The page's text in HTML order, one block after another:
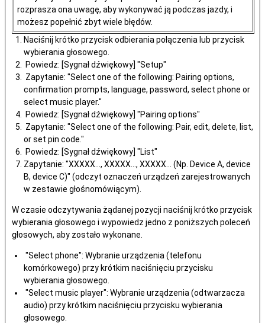
rozprasza ona uwagę, aby wykonywać ją podczas jazdy, i
możesz popełnić zbyt wiele błędów.
Naciśnij krótko przycisk odbierania połączenia lub przycisk
wybierania głosowego.
Powiedz: [Sygnał dźwiękowy] "Setup"
Zapytanie: "Select one of the following: Pairing options,
confirmation prompts, language, password, select phone or
select music player."
Powiedz: [Sygnał dźwiękowy] "Pairing options"
Zapytanie: "Select one of the following: Pair, edit, delete, list,
or set pin code."
Powiedz: [Sygnał dźwiękowy] "List"
Zapytanie: "XXXXX..., XXXXX..., XXXXX... (Np. Device A, device
B, device C)" (odczyt oznaczeń urządzeń zarejestrowanych
w zestawie głośnomówiącym).
W czasie odczytywania żądanej pozycji naciśnij krótko przycisk
wybierania głosowego i wypowiedz jedno z poniższych poleceń
głosowych, aby zostało wykonane.
"Select phone": Wybranie urządzenia (telefonu
komórkowego) przy krótkim naciśnięciu przycisku
wybierania głosowego.
"Select music player": Wybranie urządzenia (odtwarzacza
audio) przy krótkim naciśnięciu przycisku wybierania
głosowego.